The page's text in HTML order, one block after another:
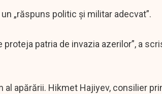
„răspuns politic și militar adecvat”.
patria de invazia azerilor”, a
apărării. Hikmet Hajiyev, consilier